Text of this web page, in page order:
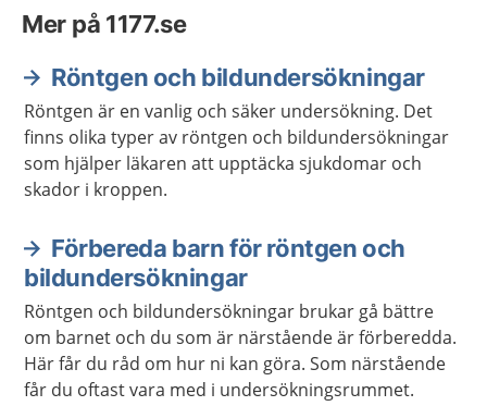
Mer på 1177.se
Röntgen och bildundersökningar
Röntgen är en vanlig och säker undersökning. Det
finns olika typer av röntgen och bildundersökningar
som hjälper läkaren att upptäcka sjukdomar och
skador i kroppen.
Förbereda barn för röntgen och
bildundersökningar
Röntgen och bildundersökningar brukar gå bättre
om barnet och du som är närstående är förberedda.
Här får du råd om hur ni kan göra. Som närstående
får du oftast vara med i undersökningsrummet.